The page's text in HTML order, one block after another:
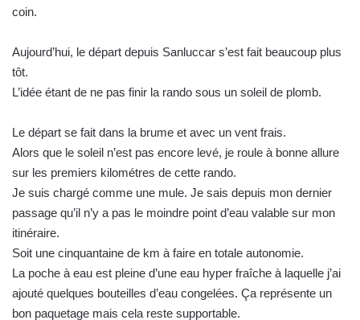
c
u
r
e
coin.
Aujourd’hui, le départ depuis Sanluccar s’est fait beaucoup plus
tôt.
L’idée étant de ne pas finir la rando sous un soleil de plomb.
Le départ se fait dans la brume et avec un vent frais.
Alors que le soleil n’est pas encore levé, je roule à bonne allure
sur les premiers kilométres de cette rando.
Je suis chargé comme une mule. Je sais depuis mon dernier
passage qu’il n’y a pas le moindre point d’eau valable sur mon
itinéraire.
Soit une cinquantaine de km à faire en totale autonomie.
La poche à eau est pleine d’une eau hyper fraîche à laquelle j’ai
ajouté quelques bouteilles d’eau congelées. Ça représente un
bon paquetage mais cela reste supportable.